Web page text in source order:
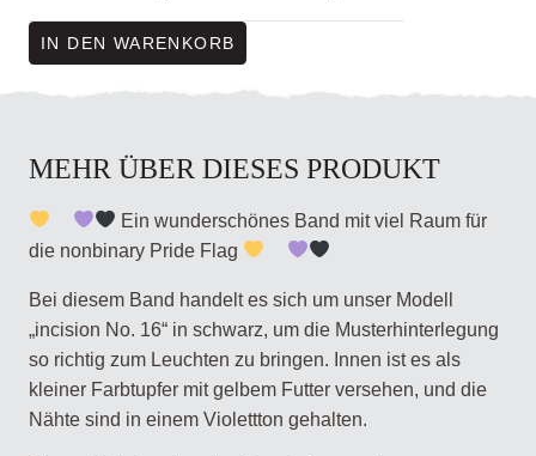
IN DEN WARENKORB
MEHR ÜBER DIESES PRODUKT
Ein wunderschönes Band mit viel Raum für
die nonbinary Pride Flag
Bei diesem Band handelt es sich um unser Modell
„incision No. 16“ in schwarz, um die Musterhinterlegung
so richtig zum Leuchten zu bringen. Innen ist es als
kleiner Farbtupfer mit gelbem Futter versehen, und die
Nähte sind in einem Violettton gehalten.